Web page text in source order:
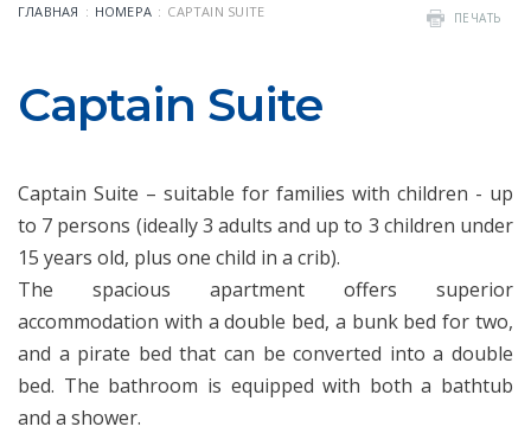
ПЕЧАТЬ
ГЛАВНАЯ НОМЕРА CAPTAIN SUITE
Captain Suite
Captain Suite – suitable for families with children - up
to 7 persons (ideally 3 adults and up to 3 children under
15 years old, plus one child in a crib).
The spacious apartment offers superior
accommodation with a double bed, a bunk bed for two,
and a pirate bed that can be converted into a double
bed. The bathroom is equipped with both a bathtub
and a shower.